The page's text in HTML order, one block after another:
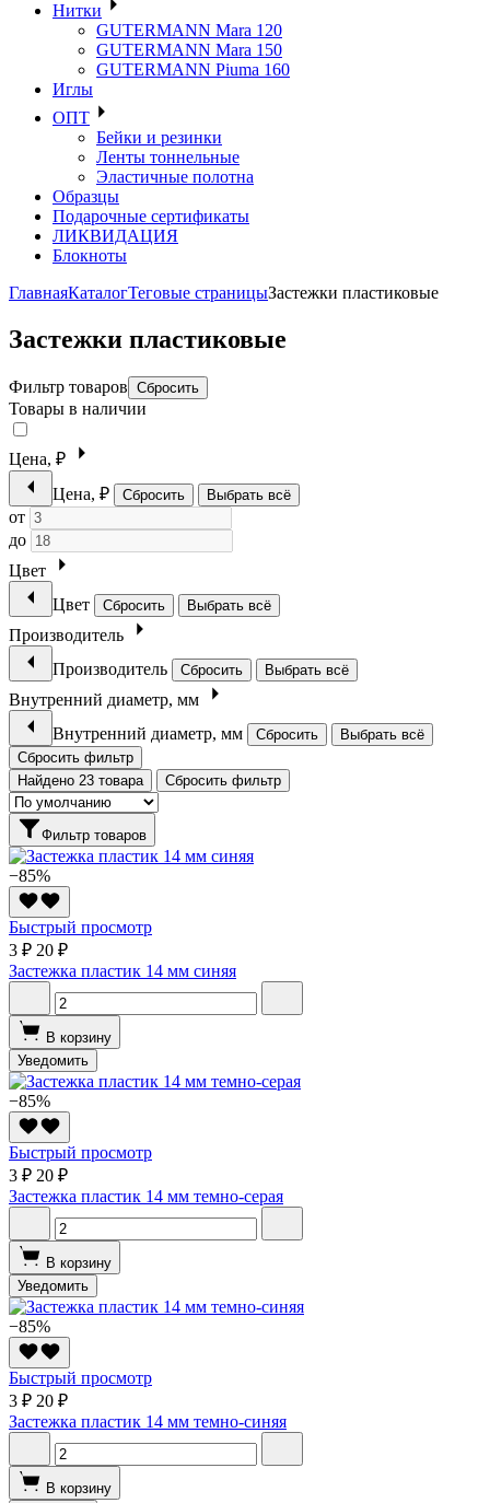
Нитки
GUTERMANN Mara 120
GUTERMANN Mara 150
GUTERMANN Piuma 160
Иглы
ОПТ
Бейки и резинки
Ленты тоннельные
Эластичные полотна
Образцы
Подарочные сертификаты
ЛИКВИДАЦИЯ
Блокноты
ГлавнаяКаталогТеговые страницыЗастежки пластиковые
Застежки пластиковые
Фильтр товаров Сбросить
Товары в наличии
Цена, ₽
Цена, ₽
Сбросить Выбрать всё
от
до
Цвет
Цвет
Сбросить Выбрать всё
Производитель
Производитель
Сбросить Выбрать всё
Внутренний диаметр, мм
Внутренний диаметр, мм
Сбросить
Выбрать всё
Сбросить фильтр
Найдено 23 товара
Сбросить фильтр
Фильтр товаров
−85%
Быстрый просмотр
3 ₽ 20 ₽
Застежка пластик 14 мм синяя
В корзину
Уведомить
−85%
Быстрый просмотр
3 ₽ 20 ₽
Застежка пластик 14 мм темно-серая
В корзину
Уведомить
−85%
Быстрый просмотр
3 ₽ 20 ₽
Застежка пластик 14 мм темно-синяя
В корзину